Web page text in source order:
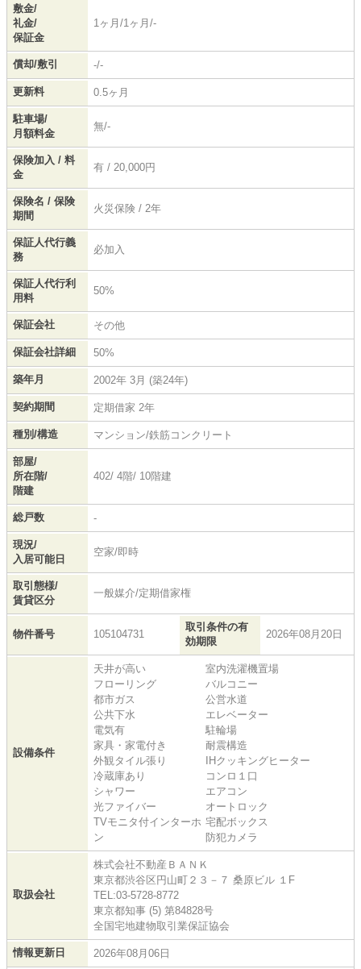
敷金/
礼金/
保証金
1ヶ月/1ヶ月/-
償却/敷引 -/-
更新料 0.5ヶ月
駐車場/
月額料金
無/-
保険加入 / 料
金
有 / 20,000円
保険名 / 保険
期間
火災保険 / 2年
保証人代行義
務
必加入
保証人代行利
用料
50%
保証会社 その他
保証会社詳細 50%
築年月 2002年 3月 (築24年)
契約期間 定期借家 2年
種別/構造 マンション/鉄筋コンクリート
部屋/
所在階/
階建
402/ 4階/ 10階建
総戸数 -
現況/
入居可能日
空家/即時
取引態様/
賃貸区分
一般媒介/定期借家権
物件番号 105104731
取引条件の有
効期限
2026年08月20日
設備条件
天井が高い
室内洗濯機置場
フローリング
バルコニー
都市ガス
公営水道
公共下水
エレベーター
電気有
駐輪場
家具・家電付き
耐震構造
外観タイル張り
IHクッキングヒーター
冷蔵庫あり
コンロ１口
シャワー
エアコン
光ファイバー
オートロック
TVモニタ付インターホ
ン
宅配ボックス
防犯カメラ
取扱会社
株式会社不動産ＢＡＮＫ
東京都渋谷区円山町２３－７ 桑原ビル １F
TEL:03-5728-8772
東京都知事 (5) 第84828号
全国宅地建物取引業保証協会
情報更新日 2026年08月06日